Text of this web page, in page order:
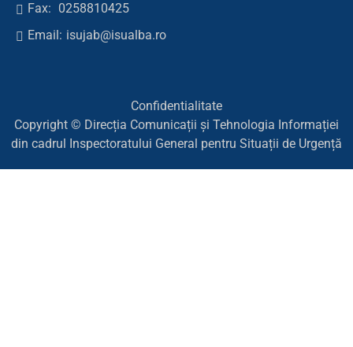
Fax: 0258810425
Email: isujab@isualba.ro
Confidentialitate
Copyright © Direcția Comunicații și Tehnologia Informației
din cadrul Inspectoratului General pentru Situații de Urgență